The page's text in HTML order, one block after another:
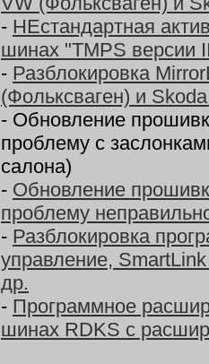
- НЕстандартная
шинах "TMPS версии
- Разблокировка
(Фольксваген) и
- Обновление
проблему с
салона)
- Обновление
проблему
- Разблокировка
управление,
др.
- Программное
шинах RDKS с